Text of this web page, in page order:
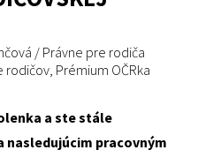
/ Právne pre rodiča
rodičov, Prémium OČRka
a ste stále
nasledujúcim pracovným